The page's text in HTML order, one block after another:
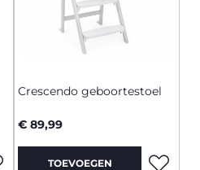
Crescendo geboortestoel
€ 89,99
TOEVOEGEN